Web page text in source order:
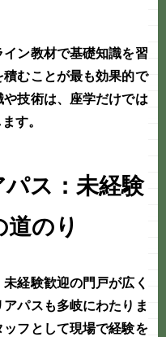
ン教材で基礎知識を習
むことが最も効果的で
技術は、座学だけでは
す。
ス：未経験
のり
未経験歓迎の門戸が広く
パスも多岐にわたりま
フとして現場で経験を